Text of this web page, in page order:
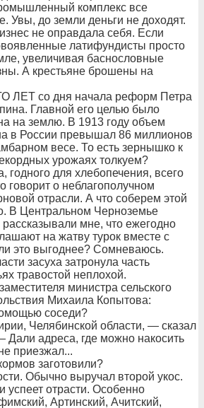
комплекс все
Увы, до земли деньги не доходят.
не оправдала себя. Если
латифундисты просто
увеличивая баснословные
А крестьяне брошены на
со дня начала реформ Петра
Главной его целью было
на землю. В 1913 году объем
в России превышал 86 миллионов
весе. То есть зернышко к
урожаях толкуем?
годного для хлебопечения, всего
говорит о неблагополучном
отрасли. А что соберем этой
В Центральном Черноземье
рассказывали мне, что ежегодно
на жатву турок вместе с
это выгоднее? Сомневаюсь.
засуха затронула часть
травостой неплохой.
министра сельского
Михаила Копытова:
соседи?
Челябинской области, — сказал
адреса, где можно накосить
приезжал...
заготовили?
Обычно выручал второй укос.
успеет отрасти. Особенно
Артинский, Ачитский,